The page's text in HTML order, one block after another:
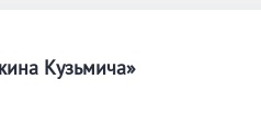
бочка
Кузьмича»